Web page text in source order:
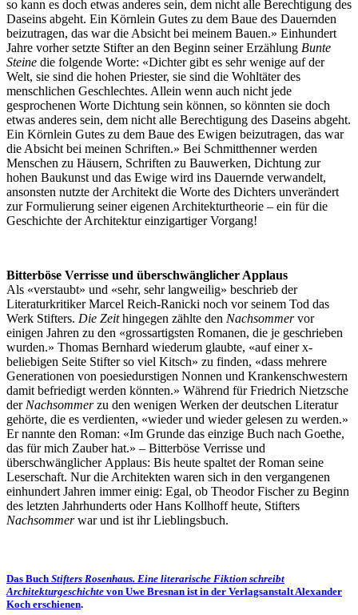
so kann es doch etwas anderes sein, dem nicht alle Berechtigung des
Daseins abgeht. Ein Körnlein Gutes zu dem Baue des Dauernden
beizutragen, das war die Absicht bei meinem Bauen.» Einhundert
Jahre vorher setzte Stifter an den Beginn seiner Erzählung Bunte
Steine die folgende Worte: «Dichter gibt es sehr wenige auf der
Welt, sie sind die hohen Priester, sie sind die Wohltäter des
menschlichen Geschlechtes. Allein wenn auch nicht jede
gesprochenen Worte Dichtung sein können, so könnten sie doch
etwas anderes sein, dem nicht alle Berechtigung des Daseins abgeht.
Ein Körnlein Gutes zu dem Baue des Ewigen beizutragen, das war
die Absicht bei meinen Schriften.» Bei Schmitthenner werden
Menschen zu Häusern, Schriften zu Bauwerken, Dichtung zur
hohen Baukunst und das Ewige wird ins Dauernde verwandelt,
ansonsten nutzte der Architekt die Worte des Dichters unverändert
zur Formulierung seiner eigenen Architekturtheorie – ein für die
Geschichte der Architektur einzigartiger Vorgang!
Bitterböse Verrisse und überschwänglicher Applaus
Als «verstaubt» und «sehr, sehr langweilig» beschrieb der
Literaturkritiker Marcel Reich-Ranicki noch vor seinem Tod das
Werk Stifters. Die Zeithingegen zählte den Nachsommervor
einigen Jahren zu den «grossartigsten Romanen, die je geschrieben
wurden.» Thomas Bernhard wiederum glaubte, «auf einer x-
beliebigen Seite Stifter so viel Kitsch» zu finden, «dass mehrere
Generationen von poesiedurstigen Nonnen und Krankenschwestern
damit befriedigt werden könnten.» Während für Friedrich Nietzsche
der Nachsommerzu den wenigen Werken der deutschen Literatur
gehörte, die es verdienten, «wieder und wieder gelesen zu werden.»
Er nannte den Roman: «Im Grunde das einzige Buch nach Goethe,
das für mich Zauber hat.» – Bitterböse Verrisse und
überschwänglicher Applaus: Bis heute spaltet der Roman seine
Leserschaft. Nur die Architekten waren sich in den vergangenen
einhundert Jahren immer einig: Egal, ob Theodor Fischer zu Beginn
des letzten Jahrhunderts oder Hans Kollhoff heute, Stifters
Nachsommerwar und ist ihr Lieblingsbuch.
Das Buch Stifters Rosenhaus. Eine literarische Fiktion schreibt
Architekturgeschichte von Uwe Bresnan ist in der Verlagsanstalt Alexander
Koch erschienen.